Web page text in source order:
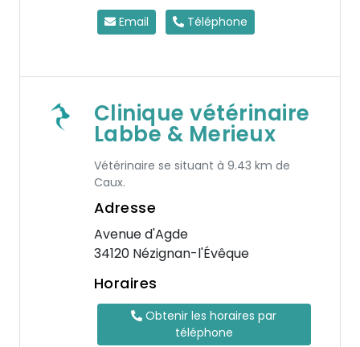
Email Téléphone
Clinique vétérinaire
Labbe & Merieux
Vétérinaire se situant à 9.43 km de
Caux.
Adresse
Avenue d'Agde
34120 Nézignan-l'Évêque
Horaires
Obtenir les horaires par
téléphone